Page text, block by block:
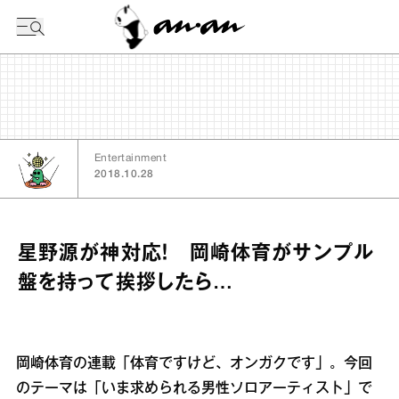
Entertainment
2018.10.28
星野源が神対応！ 岡崎体育がサンプル
盤を持って挨拶したら…
岡崎体育の連載「体育ですけど、オンガクです」。今回
のテーマは「いま求められる男性ソロアーティスト」で